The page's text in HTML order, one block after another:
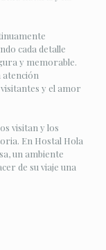
cada detalle
y memorable.
atención
y el amor
visitan y los
En Hostal Hola
un ambiente
de su viaje una